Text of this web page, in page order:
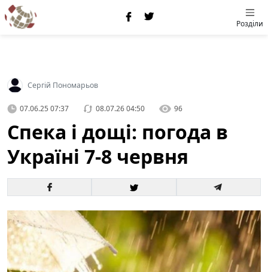
Розділи
Сергій Пономарьов
07.06.25 07:37 08.07.26 04:50 96
Спека і дощі: погода в
Україні 7-8 червня